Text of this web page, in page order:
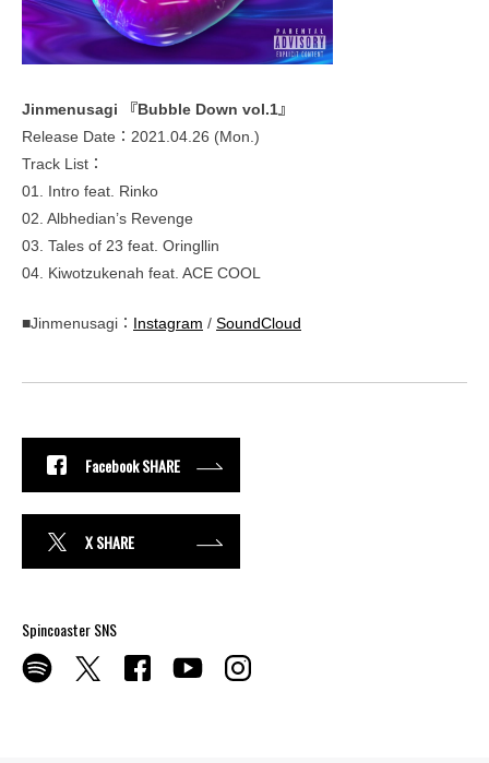
Jinmenusagi 『Bubble Down vol.1』
Release Date：2021.04.26 (Mon.)
Track List：
01. Intro feat. Rinko
02. Albhedian’s Revenge
03. Tales of 23 feat. Oringllin
04. Kiwotzukenah feat. ACE COOL
■Jinmenusagi： Instagram / SoundCloud
Facebook SHARE
X SHARE
Spincoaster SNS